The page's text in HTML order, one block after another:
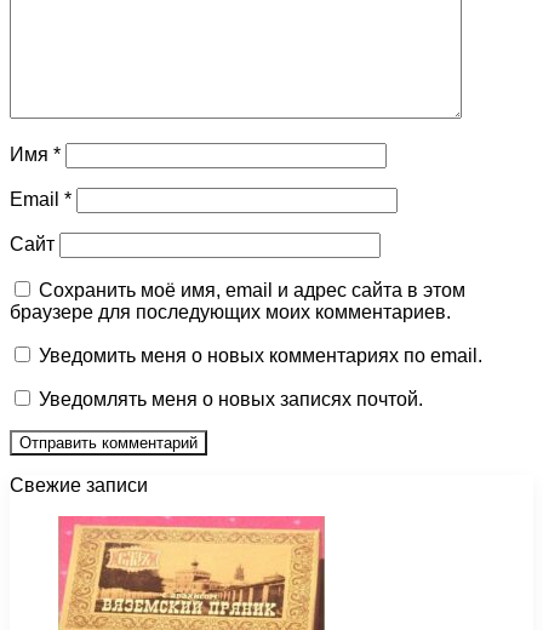
Имя *
Email *
Сайт
Сохранить моё имя, email и адрес сайта в этом
браузере для последующих моих комментариев.
Уведомить меня о новых комментариях по email.
Уведомлять меня о новых записях почтой.
Свежие записи